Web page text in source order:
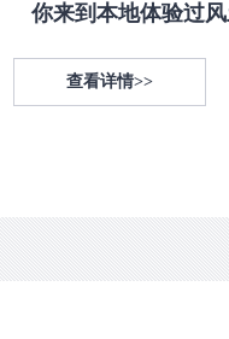
你来到本地体验过
查看详情>>